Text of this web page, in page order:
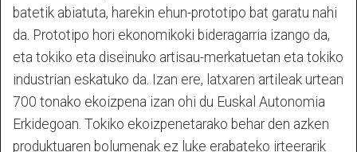
batetik abiatuta, harekin ehun-prototipo bat garatu nahi
da. Prototipo hori ekonomikoki bideragarria izango da,
eta tokiko eta diseinuko artisau-merkatuetan eta tokiko
industrian eskatuko da. Izan ere, latxaren artileak urtean
700 tonako ekoizpena izan ohi du Euskal Autonomia
Erkidegoan. Tokiko ekoizpenetarako behar den azken
produktuaren bolumenak ez luke erabateko irteerarik